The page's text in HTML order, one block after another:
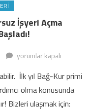
İşyeri Açma
Gençlere
Bağ-
Kursuz
İşyeri
yorumlar kapalı
İlk yıl Bağ-Kur primi
olma konusunda
Bizleri ulaşmak için: